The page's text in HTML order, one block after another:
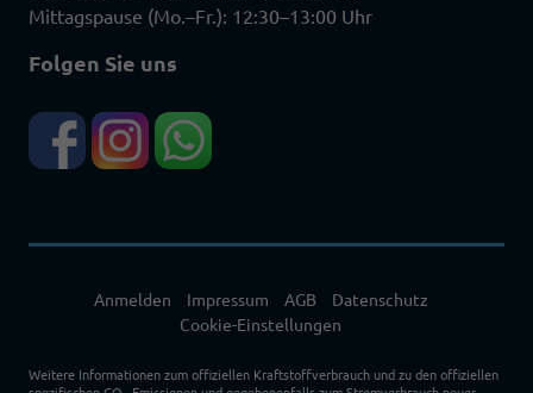
Mittagspause (Mo.–Fr.): 12:30–13:00 Uhr
Folgen Sie uns
Anmelden Impressum AGB
Datenschutz
Cookie-Einstellungen
Weitere Informationen zum offiziellen Kraftstoffverbrauch und zu den offiziellen